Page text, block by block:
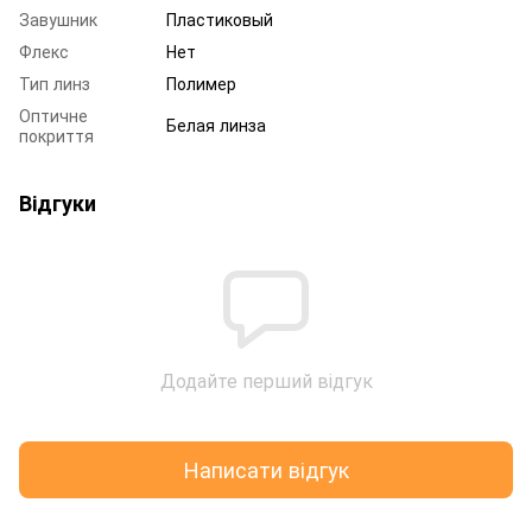
Завушник
Пластиковый
Флекс
Нет
Тип линз
Полимер
Оптичне
покриття
Белая линза
Відгуки
Додайте перший відгук
Написати відгук